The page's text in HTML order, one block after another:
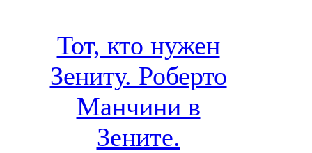
Тот, кто нужен
Зениту. Роберто
Манчини в
Зените.